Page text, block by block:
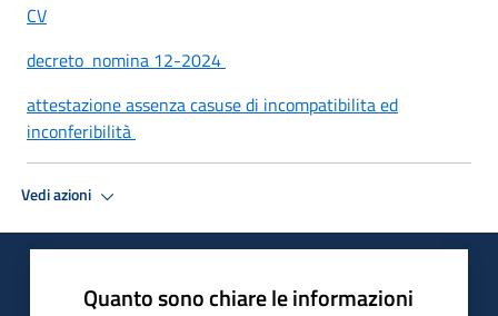
CV
decreto nomina 12-2024
attestazione assenza casuse di incompatibilita ed
inconferibilità
Vedi azioni
Quanto sono chiare le informazioni